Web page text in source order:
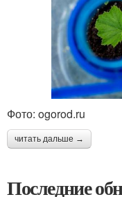
Фото: ogorod.ru
читать дальше →
Последние